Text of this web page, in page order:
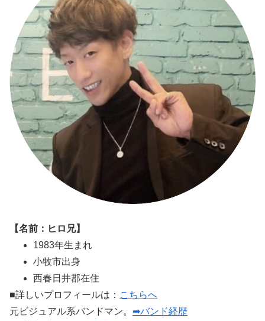
【名前：ヒロ兄】
1983年生まれ
小牧市出身
西春日井郡在住
■詳しいプロフィールは： こちらへ
元ビジュアル系バンドマン。 ➡バンド経歴